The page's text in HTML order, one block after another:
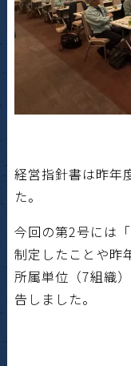
経営指針書は昨年
た。
今回の第2号には
制定したことや昨
所属単位（7組織
告しました。